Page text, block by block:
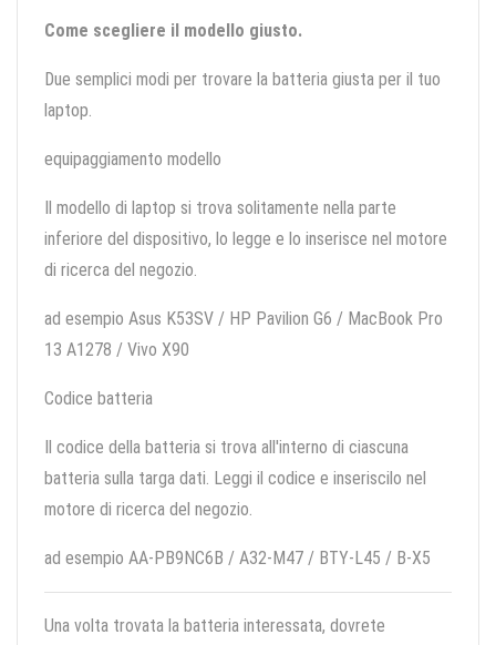
Come scegliere il modello giusto.
Due semplici modi per trovare la batteria giusta per il tuo
laptop.
equipaggiamento modello
Il modello di laptop si trova solitamente nella parte
inferiore del dispositivo, lo legge e lo inserisce nel motore
di ricerca del negozio.
ad esempio Asus K53SV / HP Pavilion G6 / MacBook Pro
13 A1278 / Vivo X90
Codice batteria
Il codice della batteria si trova all'interno di ciascuna
batteria sulla targa dati. Leggi il codice e inseriscilo nel
motore di ricerca del negozio.
ad esempio AA-PB9NC6B / A32-M47 / BTY-L45 / B-X5
Una volta trovata la batteria interessata, dovrete